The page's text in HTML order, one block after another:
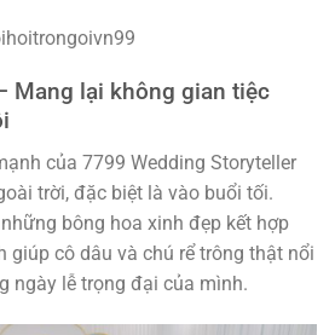
Mang lại không gian tiệc
của 7799 Wedding Storyteller
trời, đặc biệt là vào buổi tối.
bông hoa xinh đẹp kết hợp
giúp cô dâu và chú rể trông thật nổi
ngày lễ trọng đại của mình.